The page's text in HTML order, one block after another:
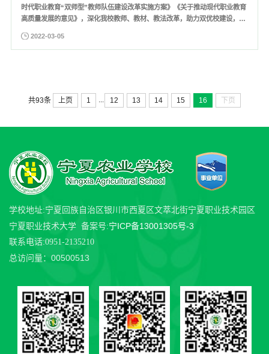
时代职业教育“双师型”教师队伍建设改革实施方案》《关于推动现代职业教育
高质量发展的意见》，深化我校教师、教材、教法改革，助力双优校建设，我
言在大赛开幕式上，张忠文副校长做了动员讲话，他指出：教师教学能力大赛
2022-03-05
共93条 上页 1 ... 12 13 14 15 16 下页
学校地址:宁夏回族自治区银川市西夏区文萃北街宁夏职业技术园区
宁夏职业技术大学 备案号:宁ICP备13001305号-3
联系电话:0951-2135210
总访问量： 00500513